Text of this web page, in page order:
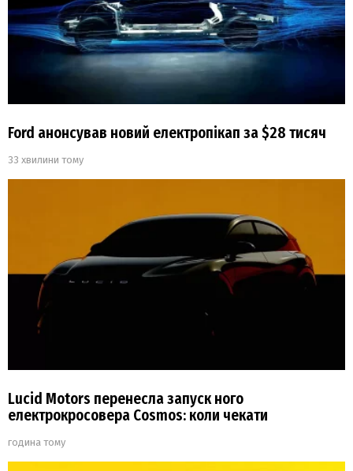
Ford анонсував новий електропікап за $28 тисяч
33 хвилини тому
Lucid Motors перенесла запуск ного
електрокросовера Cosmos: коли чекати
година тому